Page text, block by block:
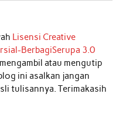
Lisensi Creative
BerbagiSerupa 3.0
atau mengutip
ini asalkan jangan
tulisannya. Terimakasih